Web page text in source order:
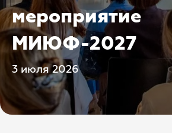
мероприятие
МИЮФ-2027
3 июля 2026